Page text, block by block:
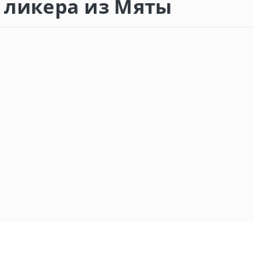
из Мяты